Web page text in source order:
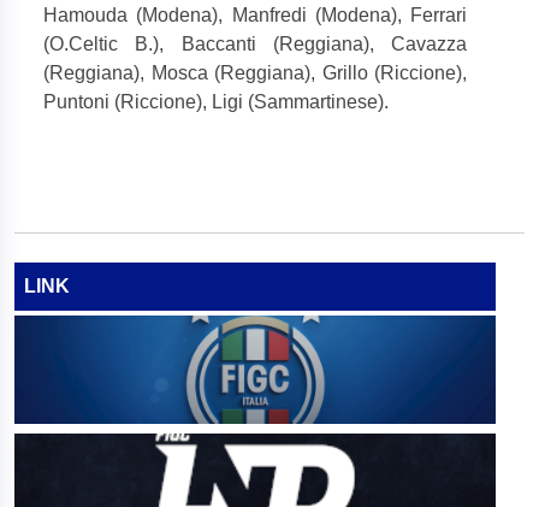
Hamouda (Modena), Manfredi (Modena), Ferrari
(O.Celtic B.), Baccanti (Reggiana), Cavazza
(Reggiana), Mosca (Reggiana), Grillo (Riccione),
Puntoni (Riccione), Ligi (Sammartinese).
LINK